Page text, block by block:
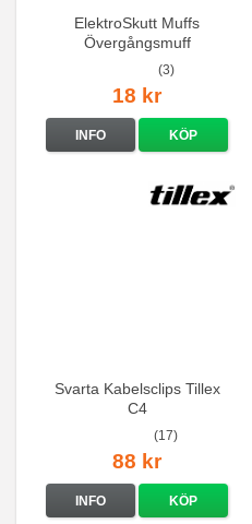
ElektroSkutt Muffs
Övergångsmuff
(3)
18 kr
INFO KÖP
Svarta Kabelsclips Tillex
C4
(17)
88 kr
INFO KÖP